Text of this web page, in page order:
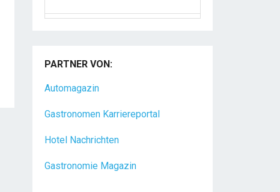
Dein Arbeitsplatz mit
(m/w/d) Du bist Gastgeber aus
Leidenschaft und liebst[...]
PARTNER VON:
Automagazin
Gastronomen Karriereportal
Hotel Nachrichten
Gastronomie Magazin